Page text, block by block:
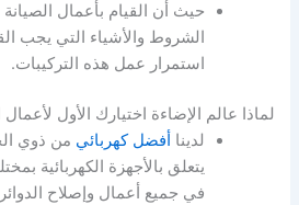
حيث أن القيام بأعمال
الشروط والأشياء التي يجب
استمرار عمل هذه التركيبات.
لماذا عالم الإضاءة اختيارك الأول
لدينا أفضل كهربائي من ذوي
يتعلق بالأجهزة الكهربائية
في جميع أعمال وإصلاح الدوائر